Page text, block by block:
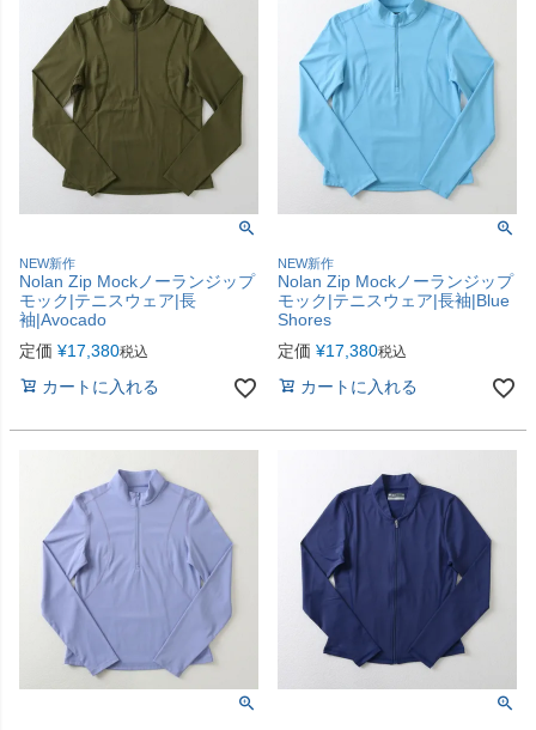
NEW新作
Nolan Zip Mockノーランジップ
モック|テニスウェア|長
袖|Avocado
定価 ¥17,380税込
カートに入れる
NEW新作
Nolan Zip Mockノーランジップ
モック|テニスウェア|長袖|Blue
Shores
定価 ¥17,380税込
カートに入れる